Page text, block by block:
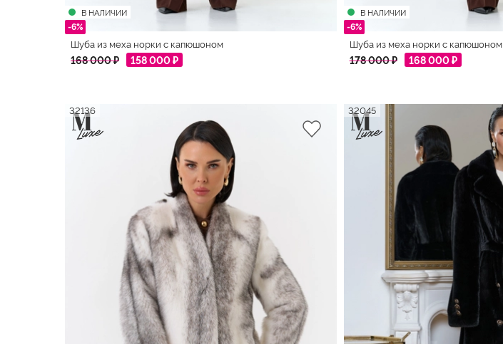
В НАЛИЧИИ
-6%
Шуба из меха норки с капюшоном
168 000 ₽ 158 000 ₽
В НАЛИЧИИ
-6%
Шуба из меха норки с капюшоном
178 000 ₽ 168 000 ₽
32136 32045